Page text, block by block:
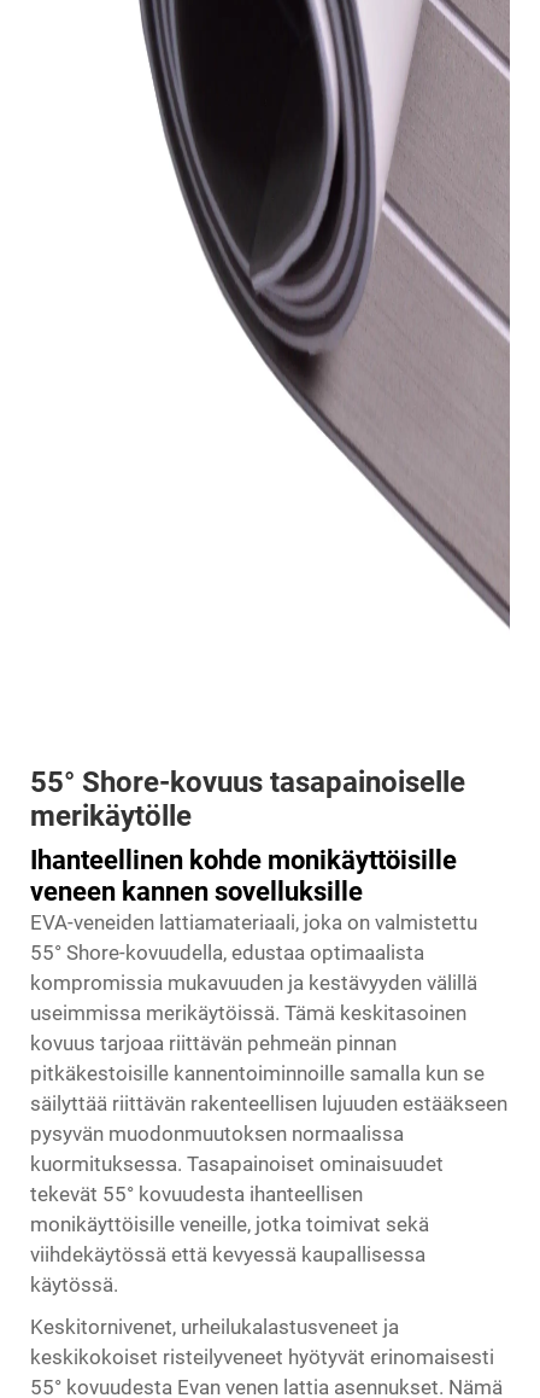
55° Shore-kovuus tasapainoiselle
merikäytölle
Ihanteellinen kohde monikäyttöisille
veneen kannen sovelluksille
EVA-veneiden lattiamateriaali, joka on valmistettu
55° Shore-kovuudella, edustaa optimaalista
kompromissia mukavuuden ja kestävyyden välillä
useimmissa merikäytöissä. Tämä keskitasoinen
kovuus tarjoaa riittävän pehmeän pinnan
pitkäkestoisille kannentoiminnoille samalla kun se
säilyttää riittävän rakenteellisen lujuuden estääkseen
pysyvän muodonmuutoksen normaalissa
kuormituksessa. Tasapainoiset ominaisuudet
tekevät 55° kovuudesta ihanteellisen
monikäyttöisille veneille, jotka toimivat sekä
viihdekäytössä että kevyessä kaupallisessa
käytössä.
Keskitornivenet, urheilukalastusveneet ja
keskikokoiset risteilyveneet hyötyvät erinomaisesti
55° kovuudesta Evan venen lattia asennukset. Nämä